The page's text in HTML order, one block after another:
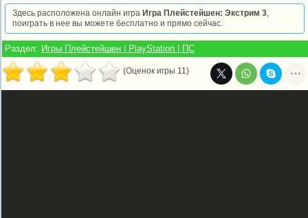
Здесь расположена онлайн игра Игра Плейстейшен: Экстрим 3,
поиграть в нее вы можете бесплатно и прямо сейчас.
Раздел: Игры Плейстейшен | PlayStation | ПС
(Оценок игры 11)